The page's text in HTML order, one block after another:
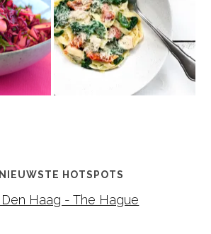
HOTSPOTS